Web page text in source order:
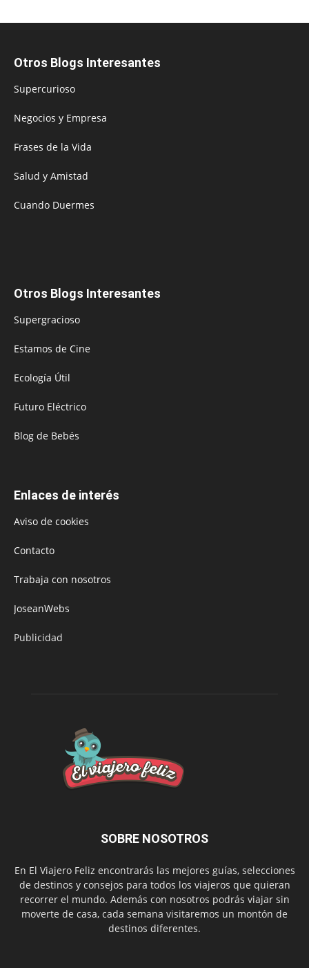
Otros Blogs Interesantes
Supercurioso
Negocios y Empresa
Frases de la Vida
Salud y Amistad
Cuando Duermes
Otros Blogs Interesantes
Supergracioso
Estamos de Cine
Ecología Útil
Futuro Eléctrico
Blog de Bebés
Enlaces de interés
Aviso de cookies
Contacto
Trabaja con nosotros
JoseanWebs
Publicidad
SOBRE NOSOTROS
En El Viajero Feliz encontrarás las mejores guías, selecciones
de destinos y consejos para todos los viajeros que quieran
recorrer el mundo. Además con nosotros podrás viajar sin
moverte de casa, cada semana visitaremos un montón de
destinos diferentes.